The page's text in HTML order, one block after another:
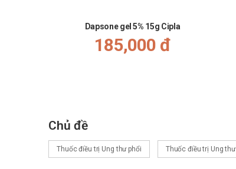
Sử dụng thuốc cho phụ nữ có
Không sử dụng thuốc Erlocip cho phụ nữ đang
Tương tác thuốc
Thông báo với bác sĩ các loại thuốc, vitamin
Xử trí khi quên liều
Dapsone gel 5% 15g Cipla
185,000 đ
Chủ đề
Thuốc điều trị Ung thư phổi Thuốc điều trị Ung